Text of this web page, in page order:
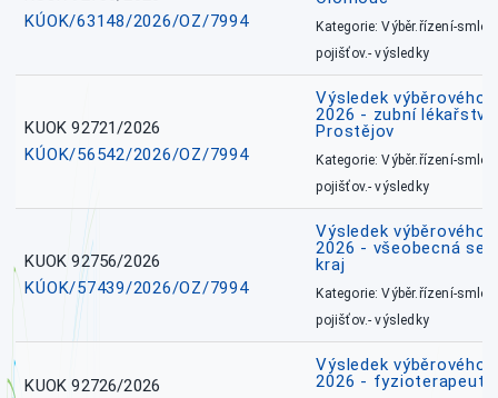
KÚOK/63148/2026/OZ/7994
Kategorie: Výběr.řízení-
pojišťov.- výsledky
KUOK 92721/2026
KÚOK/56542/2026/OZ/7994
Výsledek výběrového
2026 - zubní
Prostějov
Kategorie: Výběr.řízení-
pojišťov.- výsledky
KUOK 92756/2026
KÚOK/57439/2026/OZ/7994
Výsledek výběrového
2026 - všeobecná
kraj
Kategorie: Výběr.řízení-
pojišťov.- výsledky
KUOK 92726/2026
Výsledek výběrového
2026 - fyzioterapeut,